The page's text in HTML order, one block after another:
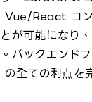
Vue/React コ
が可能になり、
バックエンド
全ての利点を